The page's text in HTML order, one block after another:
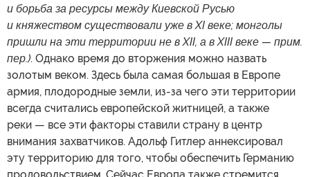
и борьба за ресурсы между Киевской Русью
и княжеством существовали уже в XI веке; монголы
пришли на эти территории не в XII, а в XIII веке — прим.
пер.). Однако время до вторжения можно назвать
золотым веком. Здесь была самая большая в Европе
армия, плодородные земли, из-за чего эти территории
всегда считались европейской житницей, а также
реки — все эти факторы ставили страну в центр
внимания захватчиков. Адольф Гитлер аннексировал
эту территорию для того, чтобы обеспечить Германию